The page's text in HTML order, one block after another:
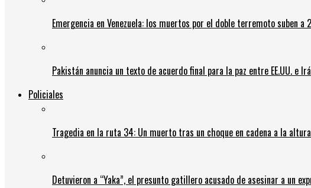
Emergencia en Venezuela: los muertos por el doble terremoto suben
Pakistán anuncia un texto de acuerdo final para la paz entre EE.UU. e
Policiales
Tragedia en la ruta 34: Un muerto tras un choque en cadena a la
Detuvieron a “Yaka”, el presunto gatillero acusado de asesinar a un